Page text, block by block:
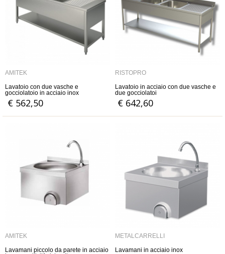
AMITEK
Lavatoio con due vasche e
gocciolatoio in acciaio inox
€ 562,50
RISTOPRO
Lavatoio in acciaio con due vasche e
due gocciolatoi
€ 642,60
AMITEK
Lavamani piccolo da parete in acciaio
METALCARRELLI
Lavamani in acciaio inox